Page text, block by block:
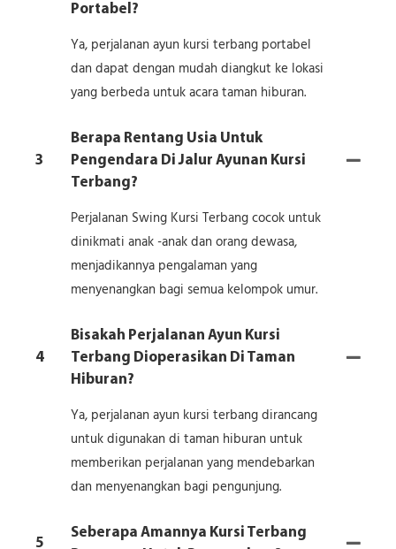
Portabel?
Ya, perjalanan ayun kursi terbang portabel
dan dapat dengan mudah diangkut ke lokasi
yang berbeda untuk acara taman hiburan.
3
Berapa Rentang Usia Untuk
Pengendara Di Jalur Ayunan Kursi
Terbang?
Perjalanan Swing Kursi Terbang cocok untuk
dinikmati anak -anak dan orang dewasa,
menjadikannya pengalaman yang
menyenangkan bagi semua kelompok umur.
4
Bisakah Perjalanan Ayun Kursi
Terbang Dioperasikan Di Taman
Hiburan?
Ya, perjalanan ayun kursi terbang dirancang
untuk digunakan di taman hiburan untuk
memberikan perjalanan yang mendebarkan
dan menyenangkan bagi pengunjung.
5
Seberapa Amannya Kursi Terbang